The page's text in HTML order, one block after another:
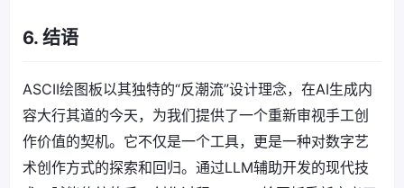
6. 结语
ASCII绘图板以其独特的“反潮流”设计理念，在AI生成内
容大行其道的今天，为我们提供了一个重新审视手工创
作价值的契机。它不仅是一个工具，更是一种对数字艺
术创作方式的探索和回归。通过LLM辅助开发的现代技